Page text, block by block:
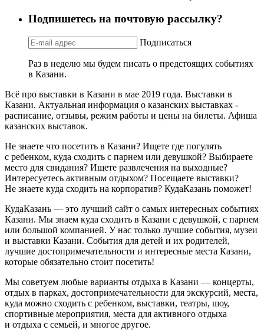
Подпишетесь на почтовую рассылку?
Подписаться
Раз в неделю мы будем писать о предстоящих событиях
в Казани.
Всё про выставки в Казани в мае 2019 года. Выставки в
Казани. Актуальная информация о казанских выставках -
расписание, отзывы, режим работы и цены на билеты. Афиша
казанских выставок.
Не знаете что посетить в Казани? Ищете где погулять
с ребенком, куда сходить с парнем или девушкой? Выбираете
место для свидания? Ищете развлечения на выходные?
Интересуетесь активным отдыхом? Посещаете выставки?
Не знаете куда сходить на корпоратив? КудаКазань поможет!
КудаКазань — это лучший сайт о самых интересных событиях
Казани. Мы знаем куда сходить в Казани с девушкой, с парнем
или большой компанией. У нас только лучшие события, музеи
и выставки Казани. События для детей и их родителей,
лучшие достопримечательности и интересные места Казани,
которые обязательно стоит посетить!
Мы советуем любые варианты отдыха в Казани — концерты,
отдых в парках, достопримечательности для экскурсий, места,
куда можно сходить с ребенком, выставки, театры, шоу,
спортивные мероприятия, места для активного отдыха
и отдыха с семьей, и многое другое.